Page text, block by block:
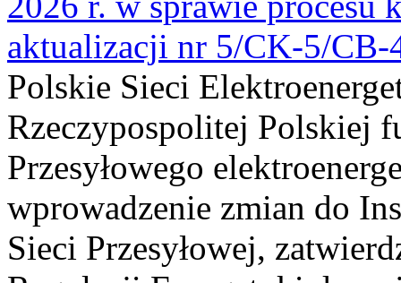
aktualizacji nr 5/CK-5/CB-
Polskie Sieci
Rzeczypospolitej Polskiej
Przesyłowego
wprowadzenie zmian do
Sieci Przesyłowej,